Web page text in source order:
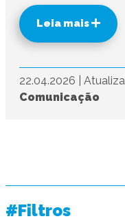
Leia mais
22.04.2026
Comunicação
#Filtros